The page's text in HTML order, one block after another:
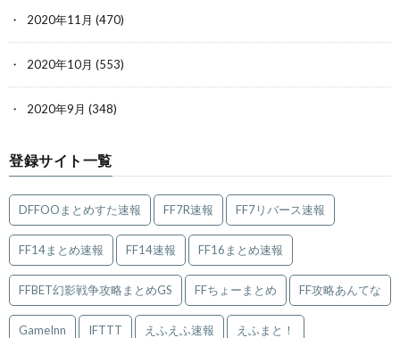
2020年11月 (470)
2020年10月 (553)
2020年9月 (348)
登録サイト一覧
DFFOOまとめすた速報 FF7R速報 FF7リバース速報
FF14まとめ速報 FF14速報 FF16まとめ速報
FFBET幻影戦争攻略まとめGS FFちょーまとめ FF攻略あんてな
GameInn IFTTT えふえふ速報 えふまと！